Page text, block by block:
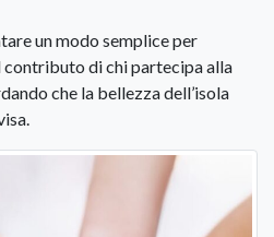
un modo semplice per
di chi partecipa alla
che la bellezza dell’isola